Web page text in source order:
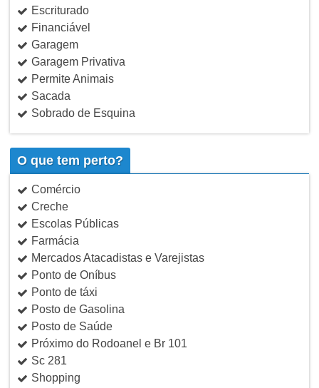
Escriturado
Financiável
Garagem
Garagem Privativa
Permite Animais
Sacada
Sobrado de Esquina
O que tem perto?
Comércio
Creche
Escolas Públicas
Farmácia
Mercados Atacadistas e Varejistas
Ponto de Oníbus
Ponto de táxi
Posto de Gasolina
Posto de Saúde
Próximo do Rodoanel e Br 101
Sc 281
Shopping